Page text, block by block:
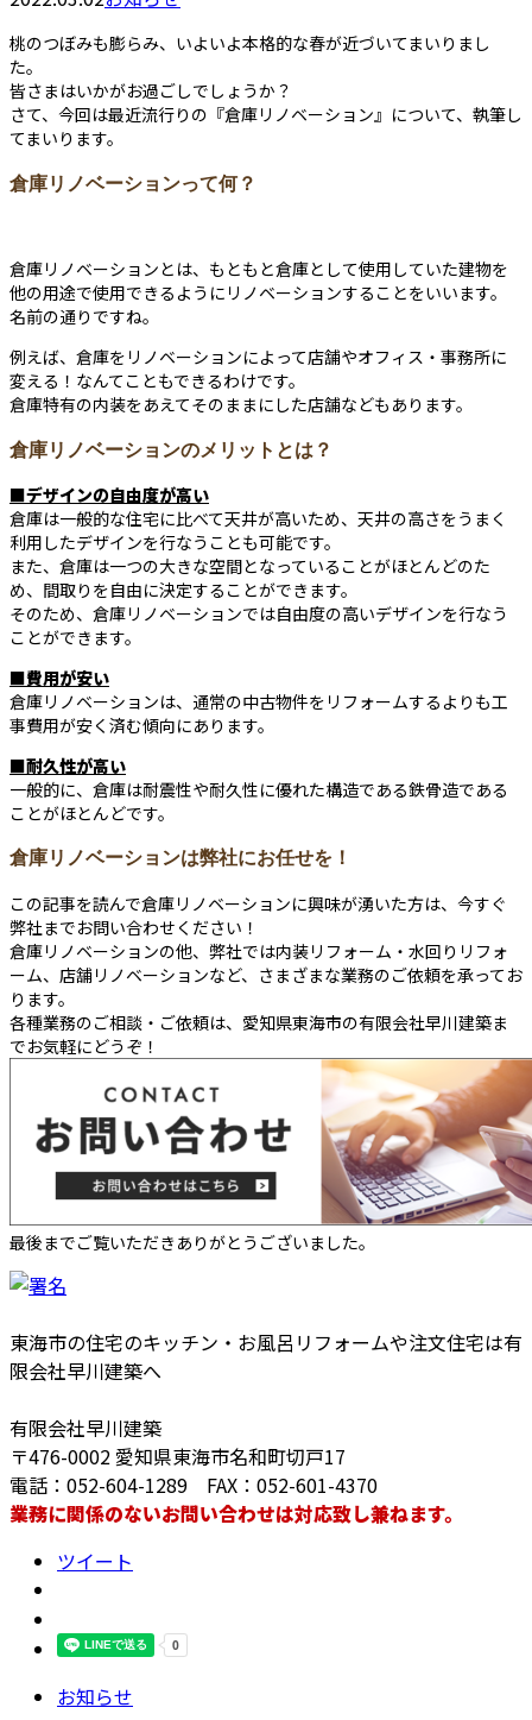
桃のつぼみも膨らみ、いよいよ本格的な春が近づいてまいりまし
た。
皆さまはいかがお過ごしでしょうか？
さて、今回は最近流行りの『倉庫リノベーション』について、執筆し
てまいります。
倉庫リノベーションって何？
倉庫リノベーションとは、もともと倉庫として使用していた建物を
他の用途で使用できるようにリノベーションすることをいいます。
名前の通りですね。
例えば、倉庫をリノベーションによって店舗やオフィス・事務所に
変える！なんてこともできるわけです。
倉庫特有の内装をあえてそのままにした店舗などもあります。
倉庫リノベーションのメリットとは？
■デザインの自由度が高い
倉庫は一般的な住宅に比べて天井が高いため、天井の高さをうまく
利用したデザインを行なうことも可能です。
また、倉庫は一つの大きな空間となっていることがほとんどのた
め、間取りを自由に決定することができます。
そのため、倉庫リノベーションでは自由度の高いデザインを行なう
ことができます。
■費用が安い
倉庫リノベーションは、通常の中古物件をリフォームするよりも工
事費用が安く済む傾向にあります。
■耐久性が高い
一般的に、倉庫は耐震性や耐久性に優れた構造である鉄骨造である
ことがほとんどです。
倉庫リノベーションは弊社にお任せを！
この記事を読んで倉庫リノベーションに興味が湧いた方は、今すぐ
弊社までお問い合わせください！
倉庫リノベーションの他、弊社では内装リフォーム・水回りリフォ
ーム、店舗リノベーションなど、さまざまな業務のご依頼を承ってお
ります。
各種業務のご相談・ご依頼は、愛知県東海市の有限会社早川建築ま
でお気軽にどうぞ！
最後までご覧いただきありがとうございました。
東海市の住宅のキッチン・お風呂リフォームや注文住宅は有
限会社早川建築へ
有限会社早川建築
〒476-0002 愛知県東海市名和町切戸17
電話：052-604-1289 FAX：052-601-4370
業務に関係のないお問い合わせは対応致し兼ねます。
ツイート
お知らせ